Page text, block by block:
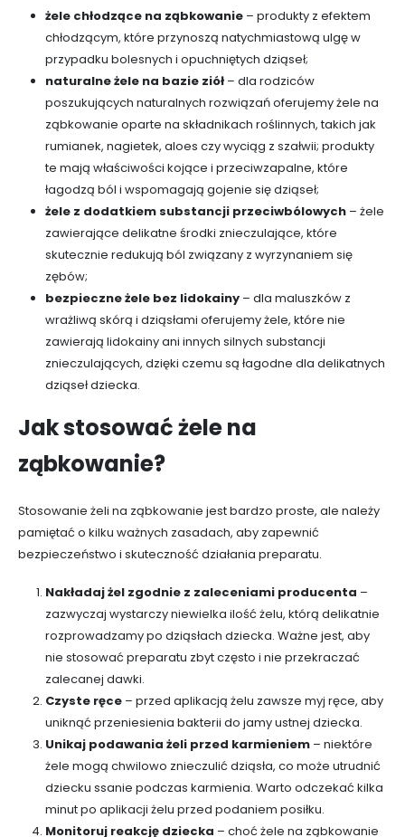
żele chłodzące na ząbkowanie– produkty z efektem
chłodzącym, które przynoszą natychmiastową ulgę w
przypadku bolesnych i opuchniętych dziąseł;
naturalne żele na bazie ziół– dla rodziców
poszukujących naturalnych rozwiązań oferujemy żele na
ząbkowanie oparte na składnikach roślinnych, takich jak
rumianek, nagietek, aloes czy wyciąg z szałwii; produkty
te mają właściwości kojące i przeciwzapalne, które
łagodzą ból i wspomagają gojenie się dziąseł;
żele z dodatkiem substancji przeciwbólowych– żele
zawierające delikatne środki znieczulające, które
skutecznie redukują ból związany z wyrzynaniem się
zębów;
bezpieczne żele bez lidokainy– dla maluszków z
wrażliwą skórą i dziąsłami oferujemy żele, które nie
zawierają lidokainy ani innych silnych substancji
znieczulających, dzięki czemu są łagodne dla delikatnych
dziąseł dziecka.
Jak stosować żele na
ząbkowanie?
Stosowanie żeli na ząbkowanie jest bardzo proste, ale należy
pamiętać o kilku ważnych zasadach, aby zapewnić
bezpieczeństwo i skuteczność działania preparatu.
Nakładaj żel zgodnie z zaleceniami producenta –
zazwyczaj wystarczy niewielka ilość żelu, którą delikatnie
rozprowadzamy po dziąsłach dziecka. Ważne jest, aby
nie stosować preparatu zbyt często i nie przekraczać
zalecanej dawki.
Czyste ręce– przed aplikacją żelu zawsze myj ręce, aby
uniknąć przeniesienia bakterii do jamy ustnej dziecka.
Unikaj podawania żeli przed karmieniem– niektóre
żele mogą chwilowo znieczulić dziąsła, co może utrudnić
dziecku ssanie podczas karmienia. Warto odczekać kilka
minut po aplikacji żelu przed podaniem posiłku.
Monitoruj reakcję dziecka – choć żele na ząbkowanie